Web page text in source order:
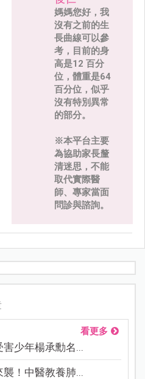
媽媽您好，我
沒有之前的生
長曲線可以參
考，目前的身
高是12 百分
位，體重是64
百分位，似乎
沒有特別異常
的部分。
※本平台主要
為協助家長釐
清迷思，不能
取代實際醫
師、專家當面
問診與諮詢。
看更多
少年楊承勳名...
！中醫教養肺...